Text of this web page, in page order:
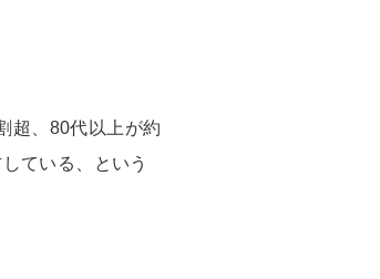
超、80代以上が約
ている、という